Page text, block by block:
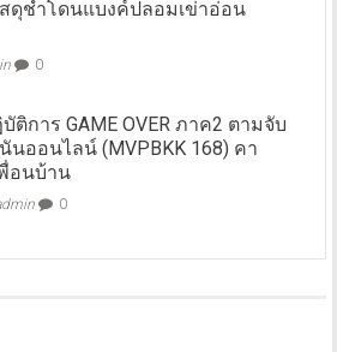
ดุช้ำโดนแบงค์ปลอมเข่าอ่อน
0
ติการ GAME OVER ภาค2 ตามจับ
นออนไลน์ (MVPBKK 168) คา
อนบ้าน
0